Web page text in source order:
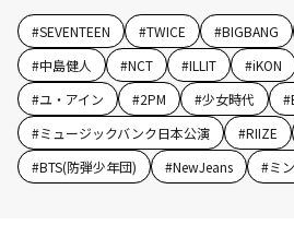
#SEVENTEEN #TWICE #BIGBANG
#中島健人 #NCT #ILLIT #iKON
#ユ・アイン #2PM #少女時代 #
#ミュージックバンク日本公演 #RIIZE
#BTS(防弾少年団) #NewJeans #ミ